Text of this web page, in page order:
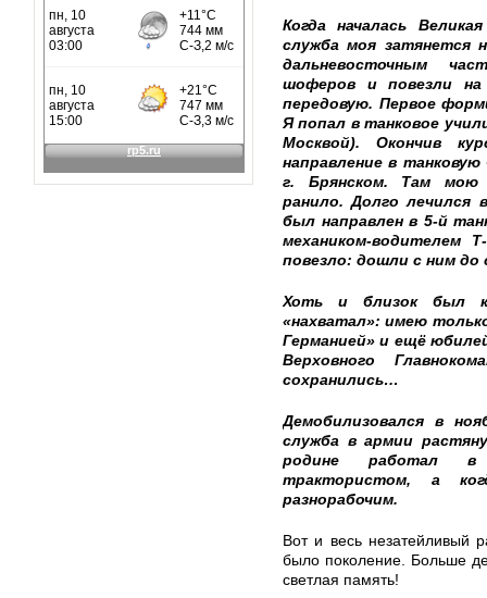
Когда началась
служба моя затянется
дальневосточным
шоферов и повезли
передовую. Первое
Я попал в танковое
Москвой). Окончив
направление в
г. Брянском. Там мою
ранило. Долго лечился
был направлен в 5-й
механиком-водителем
повезло: дошли с ним до
Хоть и близок был к
«нахватал»: имею
Германией» и ещё
Верховного
сохранились…
Демобилизовался в
служба в армии
родине работал в
трактористом, а
разнорабочим.
Вот и весь незатейливый
было поколение. Больше
светлая память!